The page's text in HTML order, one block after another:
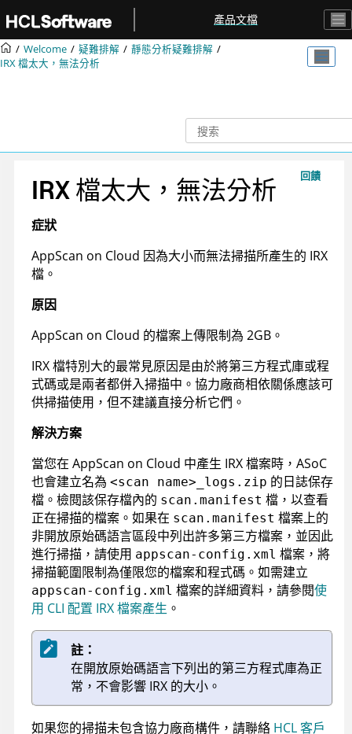
產品文檔
Welcome 疑難排解
靜態分析疑難排解
IRX檔太大，無法分析
回饋
IRX 檔太大，無法分析
症狀
AppScan on Cloud 因為大小而無法掃描所產生的 IRX
檔。
原因
AppScan on Cloud 的檔案上傳限制為 2GB。
IRX檔特別大的最常見原因是由於將第三方程式庫或程
式碼或是兩者都併入掃描中。協力廠商相依關係應該可
供掃描使用，但不建議直接分析它們。
解決方案
當您在 AppScan on Cloud 中產生 IRX檔案時， ASoC
也會建立名為 <scan name>_logs.zip 的日誌保存
檔。檢閱該保存檔內的 scan.manifest 檔，以查看
正在掃描的檔案。如果在 scan.manifest 檔案上的
非開放原始碼語言區段中列出許多第三方檔案，並因此
進行掃描，請使用 appscan-config.xml 檔案，將
掃描範圍限制為僅限您的檔案和程式碼。如需建立
appscan-config.xml 檔案的詳細資料，請參閱使
用 CLI 配置 IRX 檔案產生 。
註：
在開放原始碼語言下列出的第三方程式庫為正
常，不會影響 IRX 的大小。
如果您的掃描未包含協力廠商構件，請聯絡 HCL 客戶